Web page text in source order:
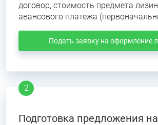
договор, стоимость предмета
авансового платежа
Подать заявку на оформление
Подготовка предложения на